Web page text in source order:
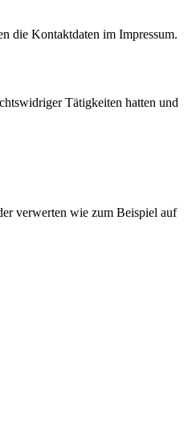
die Kontaktdaten im Impressum.
Tätigkeiten hatten und
verwerten wie zum Beispiel auf